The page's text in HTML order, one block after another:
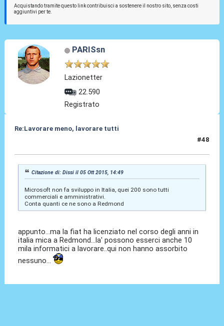
Acquistando tramite questo link contribuisci a sostenere il nostro sito, senza costi
aggiuntivi per te.
PARISsn
Lazionetter
22.590
Registrato
Re:Lavorare meno, lavorare tutti
#48
Citazione di: Dissi il 05 Ott 2015, 14:49
Microsoft non fa sviluppo in Italia, quei 200 sono tutti
commerciali e amministrativi.
Conta quanti ce ne sono a Redmond
appunto...ma la fiat ha licenziato nel corso degli anni in
italia mica a Redmond...la' possono esserci anche 10
mila informatici a lavorare..qui non hanno assorbito
nessuno...